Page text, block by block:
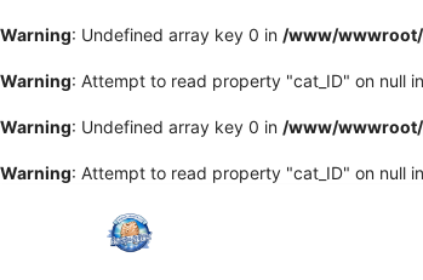
Warning: Undefined array key 0 in /www/
Warning: Attempt to read property "cat_ID" on null in
Warning: Undefined array key 0 in /www/
Warning: Attempt to read property "cat_ID" on null in